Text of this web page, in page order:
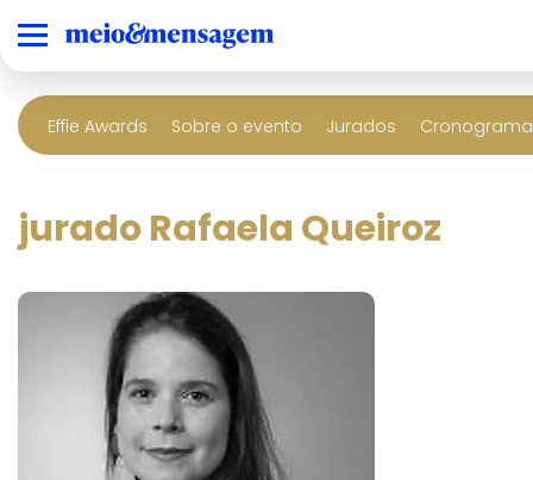
Effie Awards Sobre o evento Jurados
jurado Rafaela Queiroz